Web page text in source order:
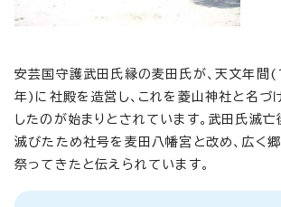
安芸国守護武田氏縁の麦田氏が、天文年
年)に社殿を造営し、これを菱山神社と名づ
したのが始まりとされています。武田氏滅亡
滅びたため社号を麦田八幡宮と改め、広く
祭ってきたと伝えられています。